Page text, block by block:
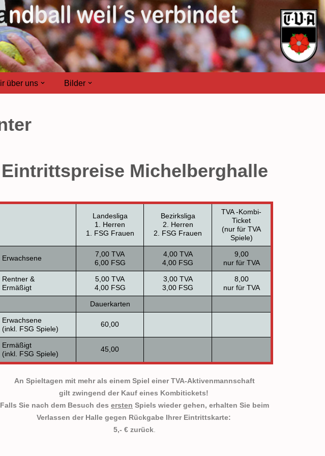
über uns Bilder
Eintrittspreise Michelberghalle
Landesliga
1. Herren
1. FSG Frauen
Bezirksliga
2. Herren
2. FSG Frauen
TVA -Kombi-
Ticket
(nur für TVA
Spiele)
Erwachsene
7,00 TVA
6,00 FSG
4,00 TVA
4,00 FSG
9,00
nur für TVA
Rentner &
Ermäßigt
5,00 TVA
4,00 FSG
3,00 TVA
3,00 FSG
8,00
nur für TVA
Dauerkarten
Erwachsene
(inkl. FSG Spiele)
60,00
Ermäßigt
(inkl. FSG Spiele)
45,00
An Spieltagen mit mehr als einem Spiel einer TVA-Aktivenmannschaft
gilt zwingend der Kauf eines Kombitickets!
Falls Sie nach dem Besuch des ersten Spiels wieder gehen, erhalten Sie beim
Verlassen der Halle gegen Rückgabe Ihrer Eintrittskarte:
5,- € zurück